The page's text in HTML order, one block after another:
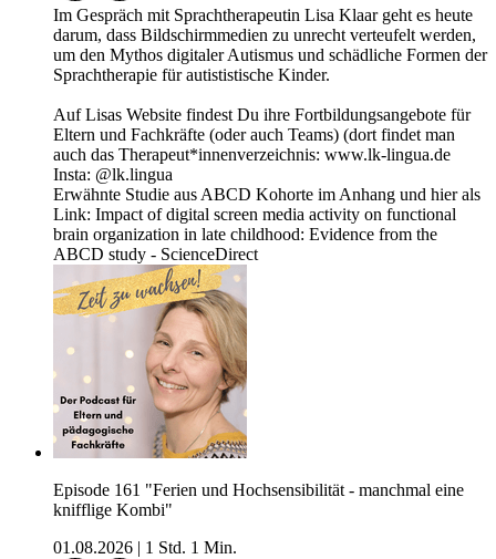
Im Gespräch mit Sprachtherapeutin Lisa Klaar geht es heute
darum, dass Bildschirmmedien zu unrecht verteufelt werden,
um den Mythos digitaler Autismus und schädliche Formen der
Sprachtherapie für autististische Kinder.
Auf Lisas Website findest Du ihre Fortbildungsangebote für
Eltern und Fachkräfte (oder auch Teams) (dort findet man
auch das Therapeut*innenverzeichnis: www.lk-lingua.de
Insta: @lk.lingua
Erwähnte Studie aus ABCD Kohorte im Anhang und hier als
Link: Impact of digital screen media activity on functional
brain organization in late childhood: Evidence from the
ABCD study - ScienceDirect
Episode 161 "Ferien und Hochsensibilität - manchmal eine
knifflige Kombi"
01.08.2026
1 Std. 1 Min.